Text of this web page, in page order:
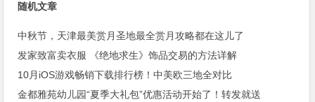
随机文章
中秋节，天津最美赏月圣地最全赏月攻略都在这儿了
发家致富卖衣服 《绝地求生》饰品交易的方法详解
10月iOS游戏畅销下载排行榜！中美欧三地全对比
金都雅苑幼儿园“夏季大礼包”优惠活动开始了！转发就送